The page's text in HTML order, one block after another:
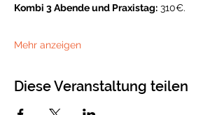
Kombi 3 Abende und Praxistag: 310€.
Mehr anzeigen
Diese Veranstaltung teilen